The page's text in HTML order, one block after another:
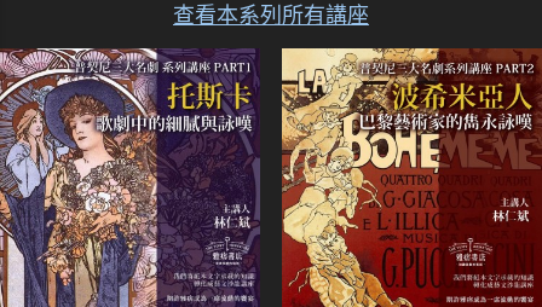
查看本系列所有講座